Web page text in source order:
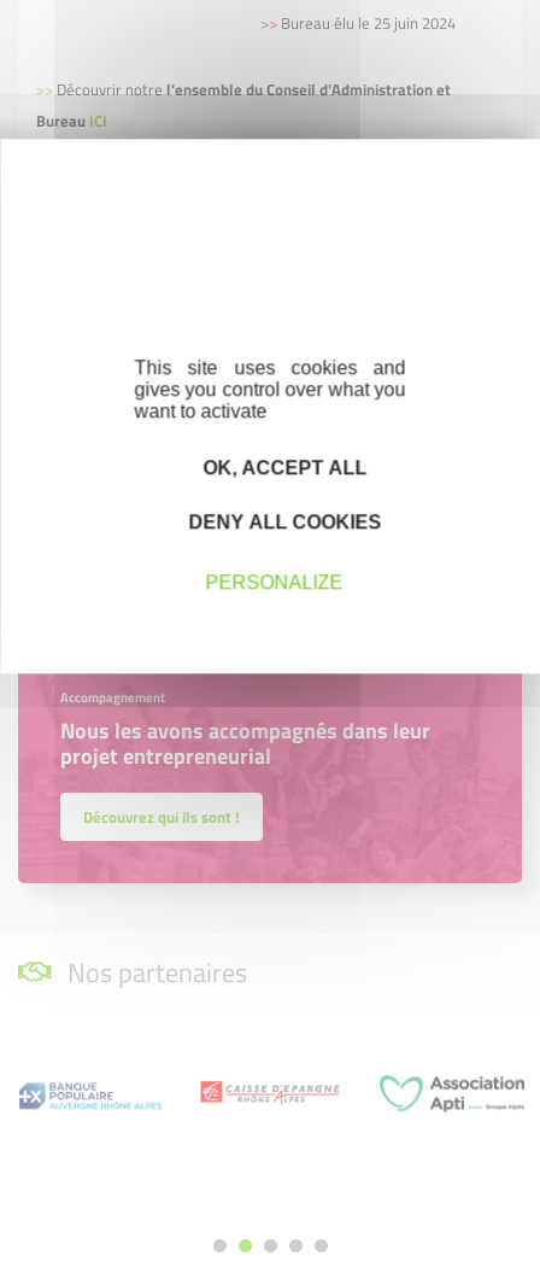
>> Bureau élu le 25 juin 2024
>> Découvrir notrel'ensemble du Conseil d'Administration et
Bureau ICI
Trouvez à qui vous adresser
Créateurs, repreneurs, vos interlocuteurs en
Accompagnement
Nous les avons accompagnés dans leur
projet entrepreneurial
Découvrez qui ils sont !
Nos partenaires
This site uses cookies and
gives you control over what you
want to activate
OK, ACCEPT ALL
DENY ALL COOKIES
PERSONALIZE